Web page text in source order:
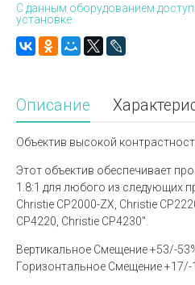
С данным оборудованием
установке.
Описание
Объектив высокой
Этот объектив обеспечивает
1.8:1 для любого из следующих
Christie CP2000-ZX, Christie
CP4220, Christie CP4230".
Вертикальное Смещение +53/-
Горизонтальное Смещение +17/-